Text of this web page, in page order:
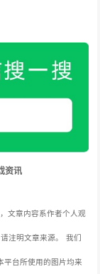
资讯
文章内容系作者个人观
注明文章来源。 我们
平台所使用的图片均来